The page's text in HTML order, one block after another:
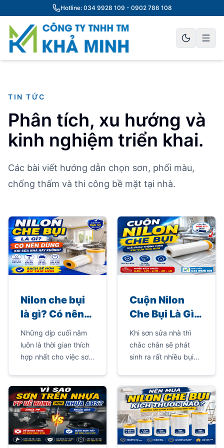
Hotline: 034 9928 109 - 0902 786 108
TIN TỨC
Phân tích, xu hướng và
kinh nghiệm triển khai.
Các bài viết hướng dẫn chọn sơn, phối màu,
chống thấm và thi công bề mặt tại nhà.
Nilon che bụi
là gì? Có nên
dùng khi sửa
nhà hay
không?
Những dịp cuối năm
luôn là thời gian thích
hợp nhất cho việc sơn
thì thường sẽ có rất
nhiều bụi và chúng sẽ
bám dầy vào các đồ
dùng trong gia đình
như: giường, tủ, sofa,
Cuộn Nilon
Che Bụi Là Gì?
Vì Sao Nên
Dùng Khi Sơn
Sửa Nhà Thay
Truyền
Thống?
Khi sơn sửa nhà thì
chắc chắn sẽ phát
sinh ra rất nhiều bụi
dụng trong nhà thì
bạn sẽ phải tốn rất
nhiều thời gian để dọn
dẹp sạch lớp bụi này.